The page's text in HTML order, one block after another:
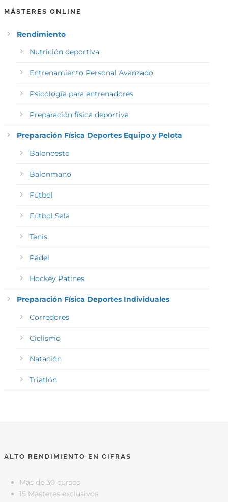
MÁSTERES ONLINE
Rendimiento
Nutrición deportiva
Entrenamiento Personal Avanzado
Psicología para entrenadores
Preparación física deportiva
Preparación Física Deportes Equipo y Pelota
Baloncesto
Balonmano
Fútbol
Fútbol Sala
Tenis
Pádel
Hockey Patines
Preparación Física Deportes Individuales
Corredores
Ciclismo
Natación
Triatlón
ALTO RENDIMIENTO EN CIFRAS
Más de 30 cursos
15 Másteres exclusivos